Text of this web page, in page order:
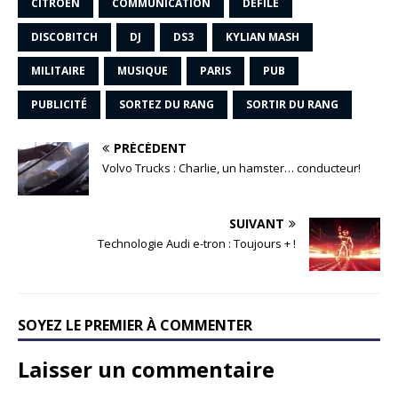
CITROËN COMMUNICATION DÉFILÉ
DISCOBITCH DJ DS3 KYLIAN MASH
MILITAIRE MUSIQUE PARIS PUB
PUBLICITÉ SORTEZ DU RANG SORTIR DU RANG
PRÉCÉDENT
Volvo Trucks : Charlie, un hamster… conducteur!
SUIVANT
Technologie Audi e-tron : Toujours + !
SOYEZ LE PREMIER À COMMENTER
Laisser un commentaire